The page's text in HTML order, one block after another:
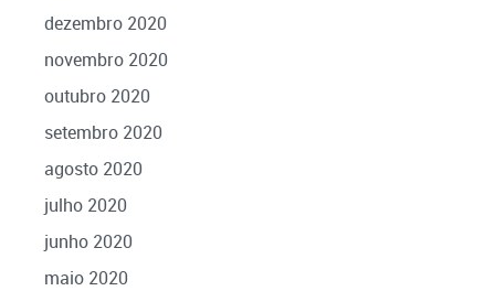
dezembro 2020
novembro 2020
outubro 2020
setembro 2020
agosto 2020
julho 2020
junho 2020
maio 2020